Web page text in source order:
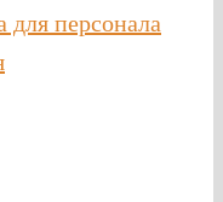
персонала